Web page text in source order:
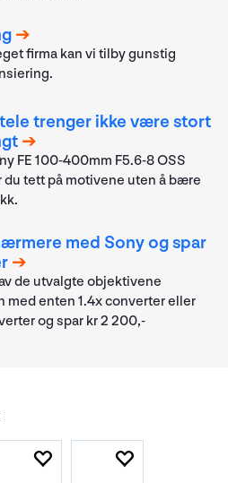
firma kan vi tilby gunstig
trenger ikke være stort
FE 100-400mm F5.6-8 OSS
du tett på motivene uten å bære
med Sony og spar
de utvalgte objektivene
med enten 1.4x converter eller
og spar kr 2 200,-